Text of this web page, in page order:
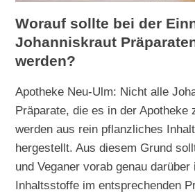
Worauf sollte bei der
Johanniskraut
werden?
Apotheke Neu-Ulm: Nicht alle
Präparate, die es in der Apotheke
werden aus rein pflanzliches
hergestellt. Aus diesem Grund
und Veganer vorab genau
Inhaltsstoffe im entsprechenden